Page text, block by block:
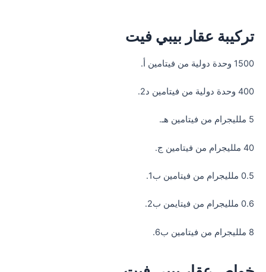
تركيبة عقار بيبي فيت
1500 وحدة دولية من فيتامين أ.
400 وحدة دولية من فيتامين د2.
5 ملليجرام من فيتامين هـ.
40 ملليجرام من فيتامين ج.
0.5 ملليجرام من فيتامين ب1.
0.6 ملليجرام من فيتايمن ب2.
8 ملليجرام من فيتامين ب6.